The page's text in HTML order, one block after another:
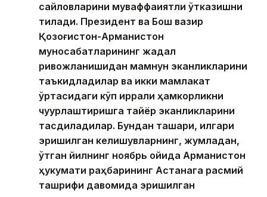
сайловларини муваффақиятли ўтказишни
тилади. Президент ва Бош вазир
Қозоғистон-Арманистон
муносабатларининг жадал
ривожланишидан мамнун эканликларини
таъкидладилар ва икки мамлакат
ўртасидаги кўп қиррали ҳамкорликни
чуқурлаштиришга тайёр эканликларини
тасдиқладилар. Бундан ташқари, илгари
эришилган келишувларнинг, жумладан,
ўтган йилнинг ноябрь ойида Арманистон
ҳукумати раҳбарининг Астанага расмий
ташрифи давомида эришилган